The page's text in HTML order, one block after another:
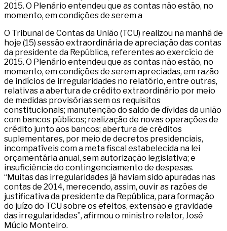
2015. O Plenário entendeu que as contas não estão, no
momento, em condições de serem a
O Tribunal de Contas da União (TCU) realizou na manhã de
hoje (15) sessão extraordinária de apreciação das contas
da presidente da República, referentes ao exercício de
2015. O Plenário entendeu que as contas não estão, no
momento, em condições de serem apreciadas, em razão
de indícios de irregularidades no relatório, entre outras,
relativas a abertura de crédito extraordinário por meio
de medidas provisórias sem os requisitos
constitucionais; manutenção do saldo de dívidas da união
com bancos públicos; realização de novas operações de
crédito junto aos bancos; abertura de créditos
suplementares, por meio de decretos presidenciais,
incompatíveis com a meta fiscal estabelecida na lei
orçamentária anual, sem autorização legislativa; e
insuficiência do contingenciamento de despesas.
“Muitas das irregularidades já haviam sido apuradas nas
contas de 2014, merecendo, assim, ouvir as razões de
justificativa da presidente da República, para formação
do juízo do TCU sobre os efeitos, extensão e gravidade
das irregularidades”, afirmou o ministro relator, José
Múcio Monteiro.